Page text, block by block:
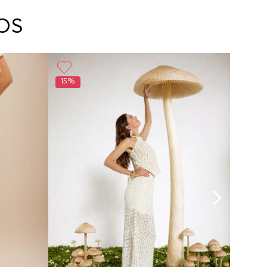
la recogida del producto en la dirección
15%